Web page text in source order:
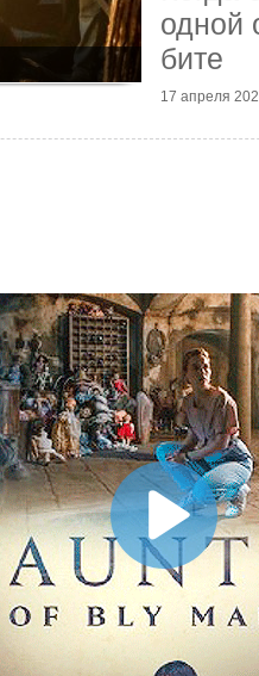
одной
бите
17 апреля